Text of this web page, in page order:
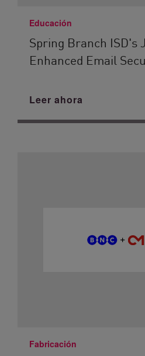
Educación
Spring Branch ISD's
Enhanced Email
Leer ahora
Fabricación